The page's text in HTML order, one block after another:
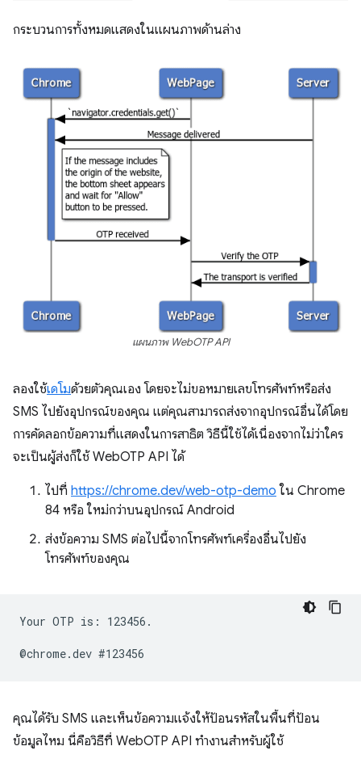
กระบวนการทั้งหมดแสดงในแผนภาพด้านล่าง
แผนภาพ WebOTP API
ลองใช้เดโมด้วยตัวคุณเอง โดยจะไม่ขอหมายเลขโทรศัพท์หรือส่ง
SMS ไปยังอุปกรณ์ของคุณ แต่คุณสามารถส่งจากอุปกรณ์อื่นได้โดย
การคัดลอกข้อความที่แสดงในการสาธิต วิธีนี้ใช้ได้เนื่องจากไม่ว่าใคร
จะเป็นผู้ส่งก็ใช้ WebOTP API ได้
ไปที่ https://chrome.dev/web-otp-demo ใน Chrome
84 หรือ ใหม่กว่าบนอุปกรณ์ Android
ส่งข้อความ SMS ต่อไปนี้จากโทรศัพท์เครื่องอื่นไปยัง
โทรศัพท์ของคุณ
Your OTP is: 123456.
คุณได้รับ SMS และเห็นข้อความแจ้งให้ป้อนรหัสในพื้นที่ป้อน
ข้อมูลไหม นี่คือวิธีที่ WebOTP API ทำงานสำหรับผู้ใช้